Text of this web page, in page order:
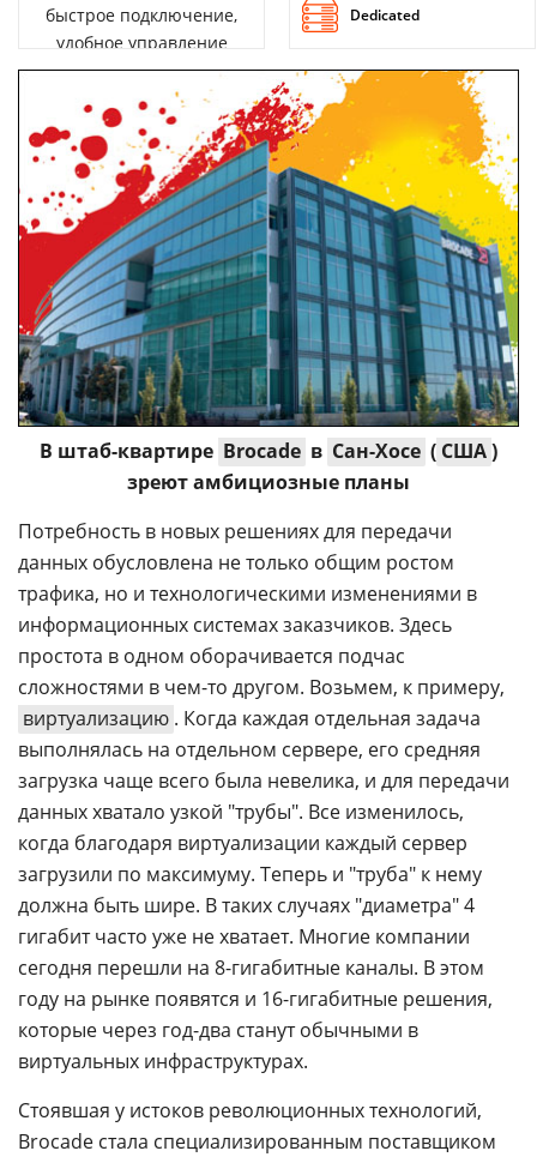
быстрое подключение,
удобное управление
Dedicated
В штаб-квартире Brocade в Сан-Хосе ( США)
зреют амбициозные планы
Потребность в новых решениях для передачи
данных обусловлена не только общим ростом
трафика, но и технологическими изменениями в
информационных системах заказчиков. Здесь
простота в одном оборачивается подчас
сложностями в чем-то другом. Возьмем, к примеру,
виртуализацию . Когда каждая отдельная задача
выполнялась на отдельном сервере, его средняя
загрузка чаще всего была невелика, и для передачи
данных хватало узкой "трубы". Все изменилось,
когда благодаря виртуализации каждый сервер
загрузили по максимуму. Теперь и "труба" к нему
должна быть шире. В таких случаях "диаметра" 4
гигабит часто уже не хватает. Многие компании
сегодня перешли на 8-гигабитные каналы. В этом
году на рынке появятся и 16-гигабитные решения,
которые через год-два станут обычными в
виртуальных инфраструктурах.
Стоявшая у истоков революционных технологий,
Brocade стала специализированным поставщиком